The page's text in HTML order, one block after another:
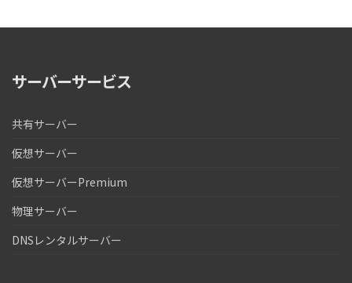
サーバーサービス
共有サーバー
仮想サーバー
仮想サーバーPremium
物理サーバー
DNSレンタルサーバー